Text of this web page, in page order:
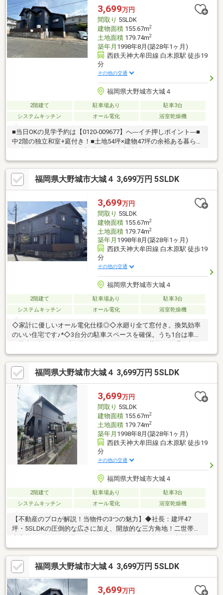
か」で結果は大きく変わります！大野城市・春日市のお家探しは
ハウスマーケット大野城店にご相談ください♪お問い合わせはこち
らから【0120-932-936】(通話料無料)
3,699万円
間取り 5SLDK
建物面積155.67m2
土地面積179.74m2
築年月 1998年8月(築28年1ヶ月)
西鉄天神大牟田線 白木原駅 徒歩19
分
その他の交通
福岡県大野城市大城４
2階建て 駐車場あり
駐車3台
システムキッチン
オール電化 浴室乾燥機
■当日OKの見学予約は【0120-009677】へ---イチ押しポイント---■
中2階の独立和室+庭付き！■土地54坪×建物47坪の余裕ある暮らし
♪■水回りすべて刷新。追加費用なしで新生活スタート♪■車種によ
っては車3台駐車可能♪■安心のアフター保証付き♪◇◇買替の方、
自己資金の少ない方、勤続年数短い方、自営業の方住宅ローンに
ご不安のある方、お気軽にご相談ください◇◇物件購入には不安
がつきものです。後悔しないマイホーム購入に向けて全力でサポ
ートします！どんな些細な事でもお気軽にお問い合わせく
福岡県大野城市大城４ 3,699万円 5SLDK
3,699万円
間取り 5SLDK
建物面積155.67m2
土地面積179.74m2
築年月 1998年8月(築28年1ヶ月)
西鉄天神大牟田線 白木原駅 徒歩19
分
その他の交通
福岡県大野城市大城４
2階建て 駐車場あり
駐車3台
システムキッチン
オール電化 浴室乾燥機
◇家計に優しいオール電化仕様◎◇水廻り全て窓付き。換気効率
のいい住宅です♪*◇3台分の駐車スペースを確保。うち1台は車庫
も便利♪*◇約12帖の洋室は6帖ずつに分けて使える可変性のある
空間◎◇実際に見てみると、写真では伝わらない魅力がたくさん
あります！◇ローンや相談などお気軽にお問い合わせください♪*
令和8年4月内装リフォーム済【内訳：キッチン、浴室、洗面化粧
台、トイレ、建具、フロアタイル、室内クリーニング等】◆瑕疵
保険（国交省指定）保証付◆第2種15ｍ高度地区◆建築基準法第
22条区域
福岡県大野城市大城４ 3,699万円 5SLDK
3,699万円
間取り 5SLDK
建物面積155.67m2
土地面積179.74m2
築年月 1998年8月(築28年1ヶ月)
西鉄天神大牟田線 白木原駅 徒歩19
分
その他の交通
福岡県大野城市大城４
2階建て 駐車場あり
駐車3台
システムキッチン
オール電化 浴室乾燥機
【不動産のプロが解説！当物件の3つの魅力】◆社長：建坪47
坪・5SLDKの圧倒的な広さに加え、開放的な三方角地！二世帯や
大家族でもゆったり暮らせる、エリア内でもめずらしい大型物件
です。◆宅建士：北・東・西が公道に面し、日当たりと風通しは
良好。駐車3台可能で、国交省指定の瑕疵保険も付帯。建物の安心
感もしっかりカバーしています。◆FP：月々11万円台でこの広
さ。オール電化で光熱費を抑えやすく、3台分の駐車場代も不要に
なるため、毎月の家計に優しいです！ぜひ現地で、この圧倒的な
福岡県大野城市大城４ 3,699万円 5SLDK
3,699万円